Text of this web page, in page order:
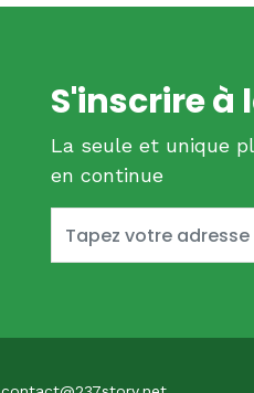
S'inscrire à
La seule et unique
en continue